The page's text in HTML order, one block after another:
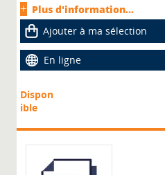
Plus d'information...
Ajouter à ma sélection
En ligne
Dispon
ible